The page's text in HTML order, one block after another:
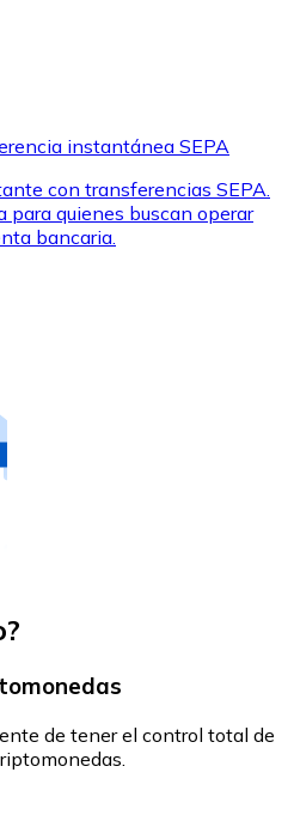
instantánea SEPA
con transferencias SEPA.
para quienes buscan operar
bancaria.
de tener el control total de